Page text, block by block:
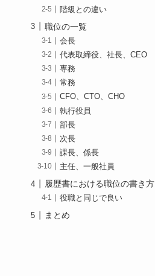
階級との違い
職位の一覧
会長
代表取締役、社長、CEO
専務
常務
CFO、CTO、CHO
執行役員
部長
次長
課長、係長
主任、一般社員
履歴書における職位の書き方
役職と同じで良い
まとめ